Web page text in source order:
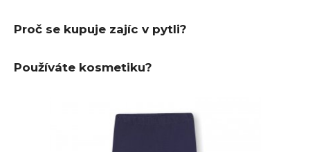
Proč se kupuje zajíc v pytli?
Používáte kosmetiku?